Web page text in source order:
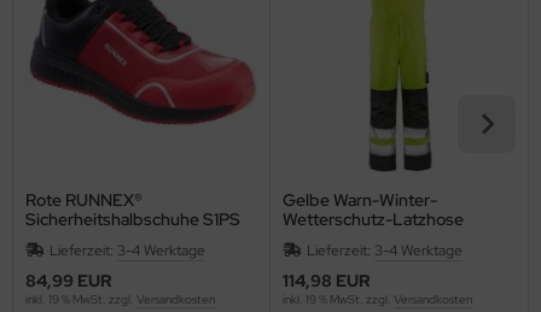
Rote RUNNEX®
Sicherheitshalbschuhe S1PS
ESD metallfrei SportStar 5114
Lieferzeit: 3-4 Werktage
84,99 EUR
inkl. 19 % MwSt. zzgl. Versandkosten
Gelbe Warn-Winter-
Wetterschutz-Latzhose
leucht-gelb/grau ATLANTA
4PROTECT® 3485
Lieferzeit: 3-4 Werktage
114,98 EUR
inkl. 19 % MwSt. zzgl. Versandkosten